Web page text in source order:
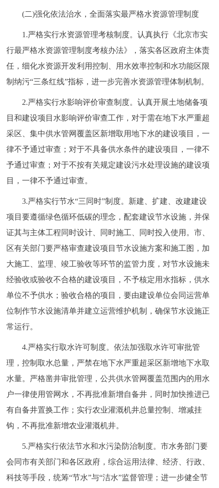
(二)强化依法治水，全面落实最严格水资源管理制度
1.严格实行水资源管理考核制度。认真执行《北京市实
行最严格水资源管理制度考核办法》，落实各区政府主体责
任，细化水资源开发利用控制、用水效率控制和水功能区限
制纳污“三条红线”指标，进一步完善水资源管理体制机制。
2.严格实行水影响评价审查制度。认真开展土地储备项
目和建设项目水影响评价审查工作，对于需在地下水严重超
采区、集中供水管网覆盖区新增取用地下水的建设项目，一
律不予通过审查；对于不具备供水条件的建设项目，一律不
予通过审查；对于不按有关规定建设污水处理设施的建设项
目，一律不予通过审查。
3.严格实行节水“三同时”制度。新建、扩建、改建建设
项目要遵循绿色循环低碳的理念，配套建设节水设施，并保
证其与主体工程同时设计、同时施工、同时投入使用。市、
区有关部门要严格审查建设项目节水设施方案和施工图，加
大施工、监理、竣工验收等环节的监管力度，对节水设施未
经验收或验收不合格的建设项目，不予核定用水指标，供水
单位不予供水；验收合格的项目，要由建设单位会同运营单
位制作节水设施清单并建立运营维护机制，确保节水设施正
常运行。
4.严格实行取水许可制度。依法加强取水许可审批管
理，控制取水总量，严禁在地下水严重超采区新增地下水取
水量。严格凿井审批管理，公共供水管网覆盖范围内的用水
户一律使用管网水，不再批准新增自备井，同时加快推进已
有自备井置换工作；实行农业灌溉机井总量控制、增减挂
钩，不再批准新增农业灌溉机井。
5.严格实行依法节水和水污染防治制度。市水务部门要
会同市有关部门和各区政府，综合运用法律、经济、行政、
科技等手段，统筹“节水”与“洁水”监督管理；进一步健全节